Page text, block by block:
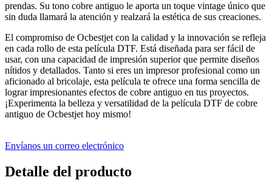
prendas. Su tono cobre antiguo le aporta un toque vintage único que
sin duda llamará la atención y realzará la estética de sus creaciones.
El compromiso de Ocbestjet con la calidad y la innovación se refleja
en cada rollo de esta película DTF. Está diseñada para ser fácil de
usar, con una capacidad de impresión superior que permite diseños
nítidos y detallados. Tanto si eres un impresor profesional como un
aficionado al bricolaje, esta película te ofrece una forma sencilla de
lograr impresionantes efectos de cobre antiguo en tus proyectos.
¡Experimenta la belleza y versatilidad de la película DTF de cobre
antiguo de Ocbestjet hoy mismo!
Envíanos un correo electrónico
Detalle del producto